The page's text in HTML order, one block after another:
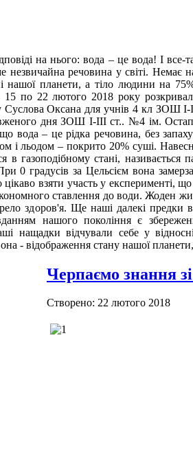
на нього: вода – це вода! І все-
речовина у світі. Немає
планети, а тіло людини на
по 22 лютого 2018 року
Суслова Оксана для учнів 4 кл
дня ЗОШ І-ІІІ ст.. №4 ім.
вода – це рідка речовина, без
і льодом – покрито 20% суші.
в газоподібному стані,
0 градусів за Цельсієм вона
взяти участь у експерименті,
ставлення до води. Жоден
здоров'я. Ще наші далекі предки
нашого покоління є
нащадки відчували себе у
- відображення стану нашої планети,
Черпаємо знання
Створено: 22 лютого 2018